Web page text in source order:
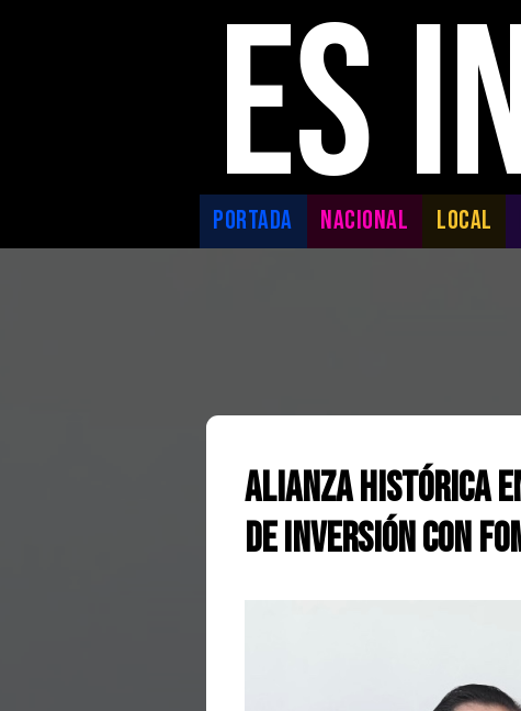
ES
PORTADA NACIONAL LOCAL
Alianza histórica
de inversión con